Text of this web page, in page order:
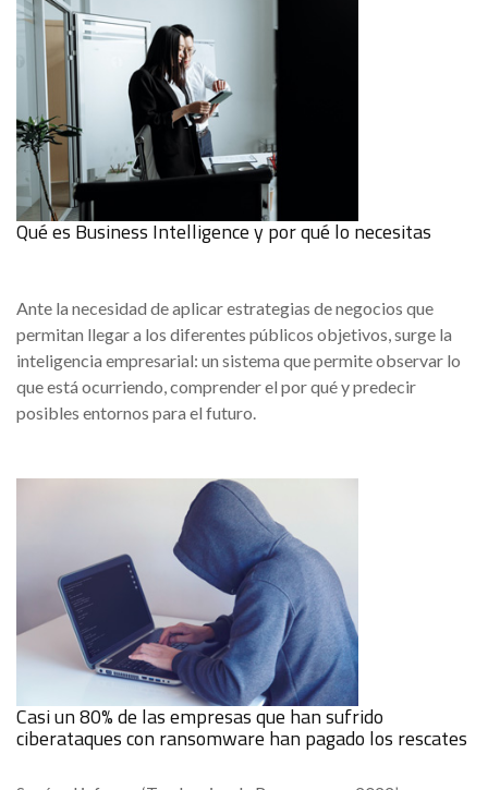
Qué es Business Intelligence y por qué lo necesitas
Ante la necesidad de aplicar estrategias de negocios que
permitan llegar a los diferentes públicos objetivos, surge la
inteligencia empresarial: un sistema que permite observar lo
que está ocurriendo, comprender el por qué y predecir
posibles entornos para el futuro.
Casi un 80% de las empresas que han sufrido
ciberataques con ransomware han pagado los rescates